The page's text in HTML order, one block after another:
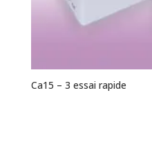
Ca15 – 3 essai rapide